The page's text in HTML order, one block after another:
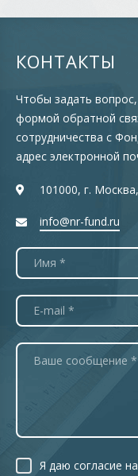
КОНТАКТЫ
Чтобы задать
формой обратной
сотрудничества с
адрес электронной
101000, г.
info@nr-fund.ru
Я даю согласие